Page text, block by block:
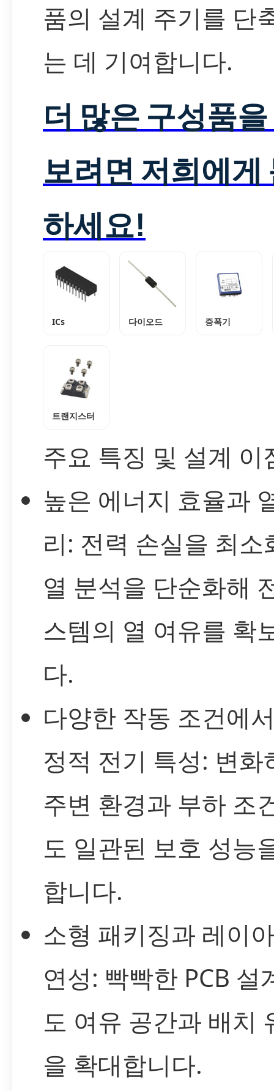
품의 설계 주기를 단
는 데 기여합니다.
더 많은 구성품
보려면 저희에게
하세요!
ICs 다이오드 증폭기
트랜지스터
주요 특징 및 설계 이
높은 에너지 효율과
리: 전력 손실을 최소
열 분석을 단순화해
스템의 열 여유를 확
다.
다양한 작동 조건에
정적 전기 특성: 변화
주변 환경과 부하 조
도 일관된 보호 성능
합니다.
소형 패키징과 레이
연성: 빡빡한 PCB 설
도 여유 공간과 배치
을 확대합니다.